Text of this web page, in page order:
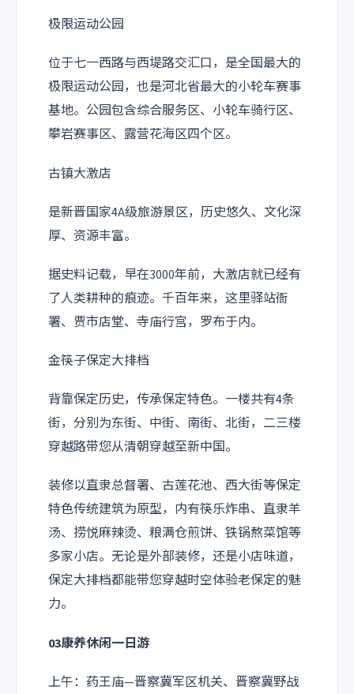
极限运动公园
位于七一西路与西堤路交汇口，是全国最大的
极限运动公园，也是河北省最大的小轮车赛事
基地。公园包含综合服务区、小轮车骑行区、
攀岩赛事区、露营花海区四个区。
古镇大激店
是新晋国家4A级旅游景区，历史悠久、文化深
厚、资源丰富。
据史料记载，早在3000年前，大激店就已经有
了人类耕种的痕迹。千百年来，这里驿站衙
署、贾市店堂、寺庙行宫，罗布于内。
金筷子保定大排档
背靠保定历史，传承保定特色。一楼共有4条
街，分别为东街、中街、南街、北街，二三楼
穿越路带您从清朝穿越至新中国。
装修以直隶总督署、古莲花池、西大街等保定
特色传统建筑为原型，内有筷乐炸串、直隶羊
汤、捞悦麻辣烫、粮满仓煎饼、铁锅熬菜馆等
多家小店。无论是外部装修，还是小店味道，
保定大排档都能带您穿越时空体验老保定的魅
力。
03康养休闲一日游
上午：药王庙—晋察冀军区机关、晋察冀野战